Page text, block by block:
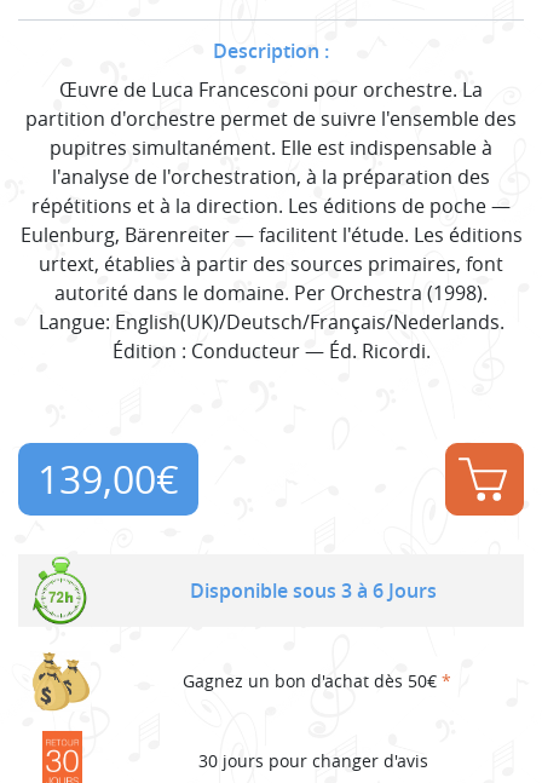
Description :
Œuvre de Luca Francesconi pour orchestre. La
partition d'orchestre permet de suivre l'ensemble des
pupitres simultanément. Elle est indispensable à
l'analyse de l'orchestration, à la préparation des
répétitions et à la direction. Les éditions de poche —
Eulenburg, Bärenreiter — facilitent l'étude. Les éditions
urtext, établies à partir des sources primaires, font
autorité dans le domaine. Per Orchestra (1998).
Langue: English(UK)/Deutsch/Français/Nederlands.
Édition : Conducteur — Éd. Ricordi.
139,00€
Disponible sous 3 à 6 Jours
Gagnez un bon d'achat dès 50€ *
30 jours pour changer d'avis